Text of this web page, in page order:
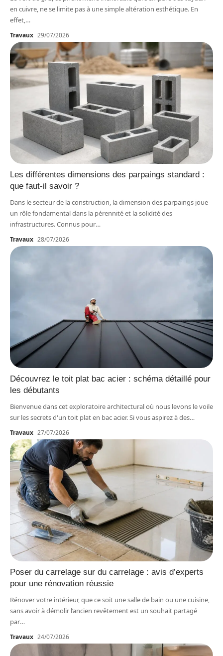
en cuivre, ne se limite pas à une simple altération esthétique. En
effet,…
Travaux 29/07/2026
Les différentes dimensions des parpaings standard :
que faut-il savoir ?
Dans le secteur de la construction, la dimension des parpaings joue
un rôle fondamental dans la pérennité et la solidité des
infrastructures. Connus pour…
Travaux 28/07/2026
Découvrez le toit plat bac acier : schéma détaillé pour
les débutants
Bienvenue dans cet exploratoire architectural où nous levons le voile
sur les secrets d'un toit plat en bac acier. Si vous aspirez à des…
Travaux 27/07/2026
Poser du carrelage sur du carrelage : avis d’experts
pour une rénovation réussie
Rénover votre intérieur, que ce soit une salle de bain ou une cuisine,
sans avoir à démolir l’ancien revêtement est un souhait partagé
par…
Travaux 24/07/2026